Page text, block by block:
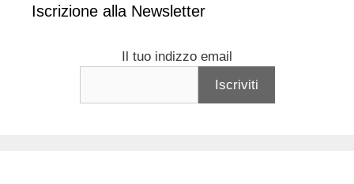
Iscrizione alla Newsletter
Il tuo indizzo email